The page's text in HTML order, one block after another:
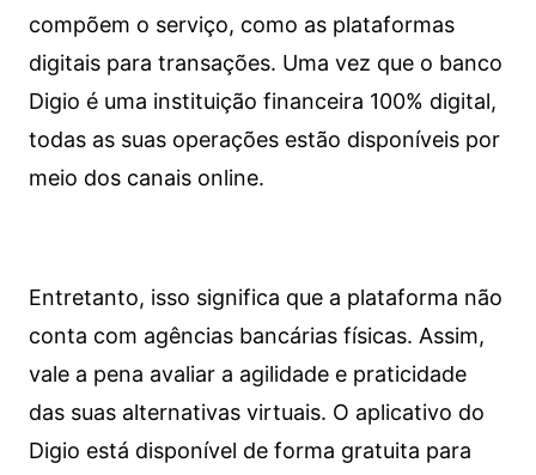
compõem o serviço, como as plataformas
digitais para transações. Uma vez que o banco
Digio é uma instituição financeira 100% digital,
todas as suas operações estão disponíveis por
meio dos canais online.
Entretanto, isso significa que a plataforma não
conta com agências bancárias físicas. Assim,
vale a pena avaliar a agilidade e praticidade
das suas alternativas virtuais. O aplicativo do
Digio está disponível de forma gratuita para